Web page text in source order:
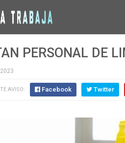
PERSONAL DE
AVISO: Facebook Twitter